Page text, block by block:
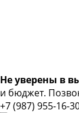
Не уверены в
и бюджет.
+7 (987) 955-16-